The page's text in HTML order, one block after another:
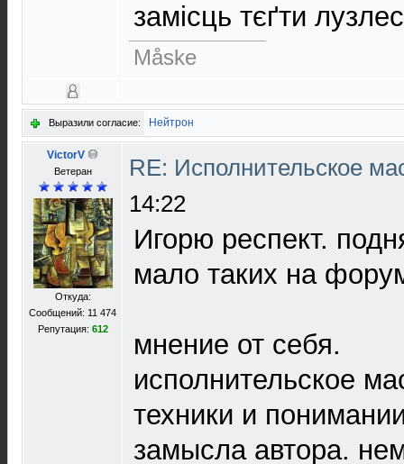
замісць тєґти
Måske
Выразили согласие: Нейтрон
VictorV
Ветеран
Откуда:
Сообщений: 11 474
Репутация: 612
RE: Исполнительское
14:22
Игорю респект.
мало таких на
мнение от себя.
исполнительское
техники и
замысла автора.